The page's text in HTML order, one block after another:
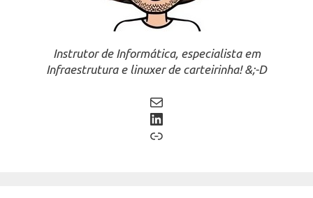
Instrutor de Informática, especialista em
Infraestrutura e linuxer de carteirinha! &;-D
Mail
LinkedIn
Link